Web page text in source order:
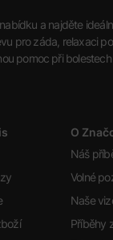
a najděte
pro záda, relaxaci
pomoc při
O
Náš
Volné
Naše
Příběhy